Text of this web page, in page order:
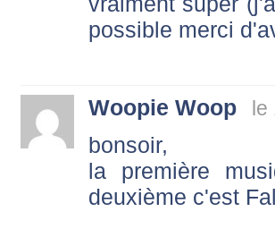
possible merci
Woopie Woop le
bonsoir,
la première
deuxième c'est